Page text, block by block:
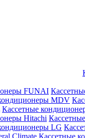
FUNAI
MDV
Кассетные
Hitachi
LG
Climate Кассетные